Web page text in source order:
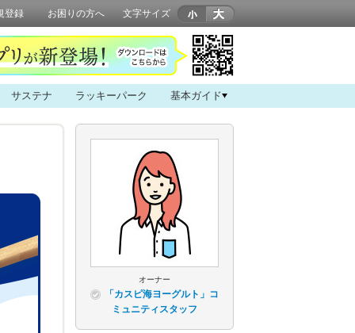
登録 お困りの方へ 文字サイズ
サステナ ラッキーパーク 基本ガイド
オーナー
「カスピ海ヨーグルト」コ
ミュニティスタッフ